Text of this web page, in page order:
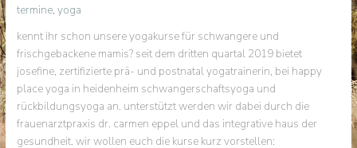
termine,yoga
kennt ihr schon unsere yogakurse für schwangere und
frischgebackene mamis? seit dem dritten quartal 2019 bietet
josefine, zertifizierte prä- und postnatal yogatrainerin, bei happy
place yoga in heidenheim schwangerschaftsyoga und
rückbildungsyoga an. unterstützt werden wir dabei durch die
frauenarztpraxis dr. carmen eppel und das integrative haus der
gesundheit. wir wollen euch die kurse kurz vorstellen: